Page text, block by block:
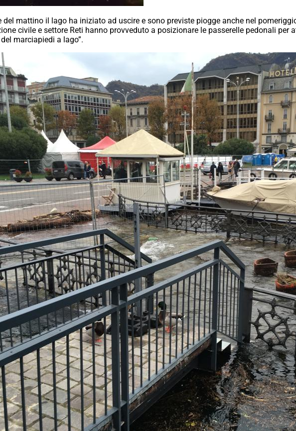
del mattino il lago ha iniziato ad uscire e sono previste piogge anche nel
civile e settore Reti hanno provveduto a posizionare le passerelle pedonali per
marciapiedi a lago”.